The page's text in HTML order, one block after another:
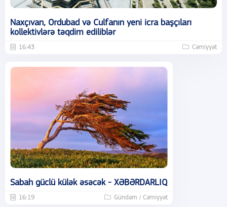
Naxçıvan, Ordubad və Culfanın yeni icra başçıları
kollektivlərə təqdim ediliblər
16:43 Cəmiyyət
Sabah güclü külək əsəcək - XƏBƏRDARLIQ
16:19 Gündəm / Cəmiyyət